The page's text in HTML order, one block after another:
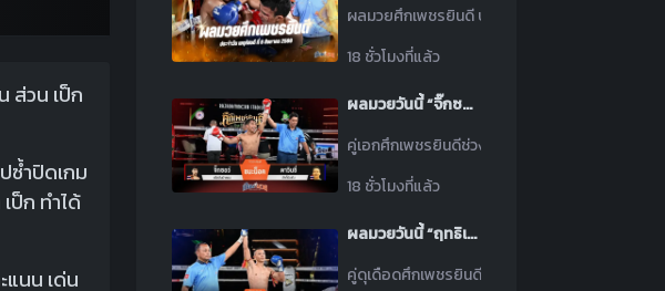
ส่วน เป็ก
ซ้ำปิดเกม
ป็ก ทำได้
แนน เด่น
ผลมวยศึกเพชรยินดี ประจำวันพฤหัสบดีที่ 6 สิงหา
18 ชั่วโมงที่แล้ว
ผลมวยวันนี้ “จิ๊กซอว์” สับศอกเน้นๆ! น็อค “ดาวินชี่” ยก 3 ปิดท้ายศึกเพชรยินดี
คู่เอกศึกเพชรยินดีช่วงที่ 2 วันนี้ “จิ๊กซอว์ แอ๊ดสันป่
18 ชั่วโมงที่แล้ว
ผลมวยวันนี้ “ฤทธิเดช” ศอกขวาคม! ชนะน็อค “กัปตันทีม” ยก 2
คู่ดุเดือดศึกเพชรยินดีวันนี้ “ฤทธิเดช ลูกเจ้าพ่อโร